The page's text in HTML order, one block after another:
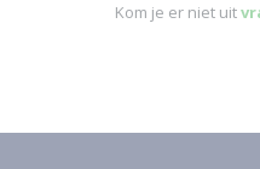
Kom je er niet uit